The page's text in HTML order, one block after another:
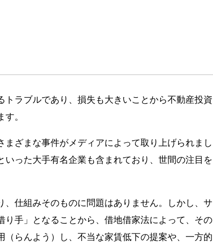
る
ラブルであり、損失も大きいことから不動産投資
。
ざまな事件がメディアによって取り上げられまし
った大手有名企業も含まれており、世間の注目を
仕組みそのものに問題はありません。しかし、サ
手」となることから、借地借家法によって、その
らんよう）し、不当な家賃低下の提案や、一方的